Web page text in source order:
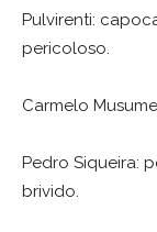
Pulvirenti:
pericoloso.
Carmelo
Pedro Siqueira:
brivido.